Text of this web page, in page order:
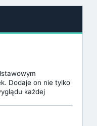
Dodaje on nie tylko
każdej